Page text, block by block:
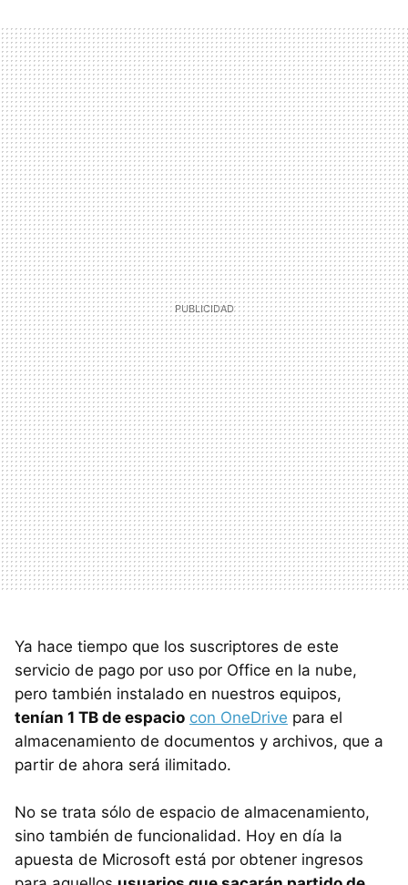
Ya hace tiempo que los suscriptores de este
servicio de pago por uso por Office en la nube,
pero también instalado en nuestros equipos,
tenían 1 TB de espacio con OneDrive para el
almacenamiento de documentos y archivos, que a
partir de ahora será ilimitado.
No se trata sólo de espacio de almacenamiento,
sino también de funcionalidad. Hoy en día la
apuesta de Microsoft está por obtener ingresos